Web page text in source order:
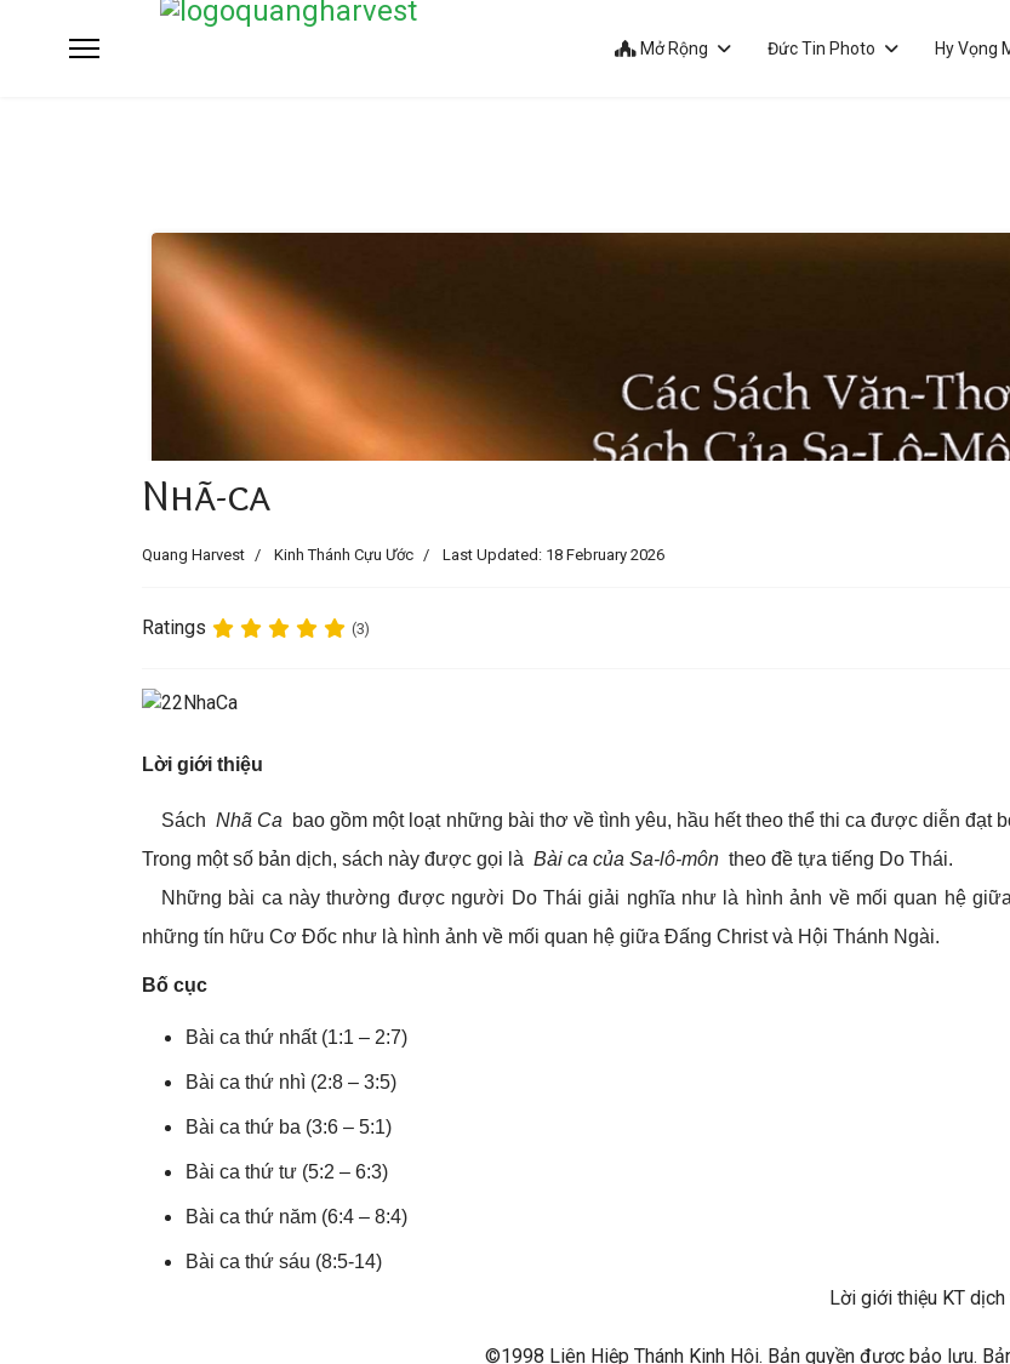
Mở Rộng Đức Tin Photo Hy Vọng
Nhã-ca
Quang Harvest Kinh Thánh Cựu Ước Last Updated: 18 February 2026
Ratings (3)
Lời giới thiệu
SáchNhã Ca bao gồm một loạt những bài thơ về tình yêu, hầu hết theo thể thi ca được diễn
Trong một số bản dịch, sách này được gọi là Bài ca của Sa-lô-môn theo đề tựa tiếng Do Thái.
Những bài ca này thường được người Do Thái giải nghĩa như là hình ảnh về mối quan hệ
những tín hữu Cơ Đốc như là hình ảnh về mối quan hệ giữa Đấng Christ và Hội Thánh Ngài.
Bố cục
Bài ca thứ nhất (1:1 – 2:7)
Bài ca thứ nhì (2:8 – 3:5)
Bài ca thứ ba (3:6 – 5:1)
Bài ca thứ tư (5:2 – 6:3)
Bài ca thứ năm (6:4 – 8:4)
Bài ca thứ sáu (8:5-14)
Lời giới thiệu KT
©1998 Liên Hiệp Thánh Kinh Hội. Bản quyền được bảo lưu.